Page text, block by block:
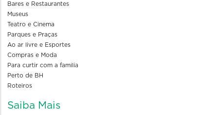
Bares e Restaurantes
Museus
Teatro e Cinema
Parques e Praças
Ao ar livre e Esportes
Compras e Moda
Para curtir com a familia
Perto de BH
Roteiros
Saiba Mais